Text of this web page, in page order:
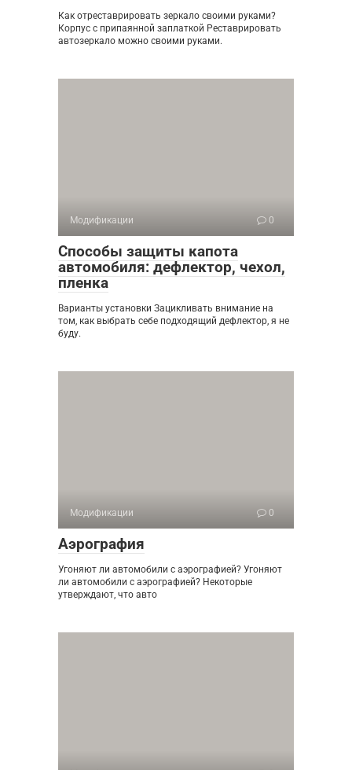
Как отреставрировать зеркало своими руками?
Корпус с припаянной заплаткой Реставрировать
автозеркало можно своими руками.
Модификации 0
Способы защиты капота
автомобиля: дефлектор, чехол,
пленка
Варианты установки Зацикливать внимание на
том, как выбрать себе подходящий дефлектор, я не
буду.
Модификации 0
Аэрография
Угоняют ли автомобили с аэрографией? Угоняют
ли автомобили с аэрографией? Некоторые
утверждают, что авто